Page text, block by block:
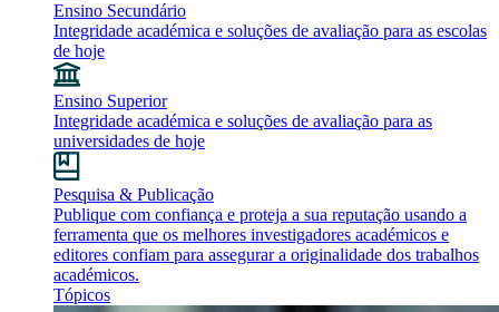
Ensino Secundário
Integridade académica e soluções de avaliação para as escolas
de hoje
Ensino Superior
Integridade académica e soluções de avaliação para as
universidades de hoje
Pesquisa & Publicação
Publique com confiança e proteja a sua reputação usando a
ferramenta que os melhores investigadores académicos e
editores confiam para assegurar a originalidade dos trabalhos
académicos.
Tópicos